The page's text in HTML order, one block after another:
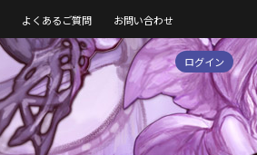
よくあるご質問 お問い合わせ
ログイン